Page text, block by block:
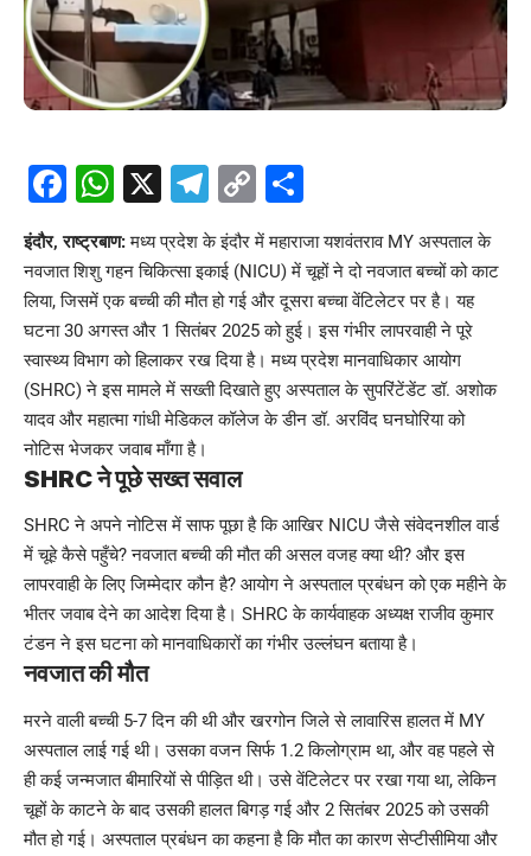
Facebook
WhatsApp
X Telegram
Copy
Link
इंदौर, राष्ट्रबाण:मध्य प्रदेश के इंदौर में महाराजा यशवंतराव MY अस्पताल के
नवजात शिशु गहन चिकित्सा इकाई (NICU) में चूहों ने दो नवजात बच्चों को काट
लिया, जिसमें एक बच्ची की मौत हो गई और दूसरा बच्चा वेंटिलेटर पर है। यह
घटना 30 अगस्त और 1 सितंबर 2025 को हुई। इस गंभीर लापरवाही ने पूरे
स्वास्थ्य विभाग को हिलाकर रख दिया है। मध्य प्रदेश मानवाधिकार आयोग
(SHRC) ने इस मामले में सख्ती दिखाते हुए अस्पताल के सुपरिंटेंडेंट डॉ. अशोक
यादव और महात्मा गांधी मेडिकल कॉलेज के डीन डॉ. अरविंद घनघोरिया को
नोटिस भेजकर जवाब माँगा है।
SHRC ने पूछे सख्त सवाल
SHRC ने अपने नोटिस में साफ पूछा है कि आखिर NICU जैसे संवेदनशील वार्ड
में चूहे कैसे पहुँचे? नवजात बच्ची की मौत की असल वजह क्या थी? और इस
लापरवाही के लिए जिम्मेदार कौन है? आयोग ने अस्पताल प्रबंधन को एक महीने के
भीतर जवाब देने का आदेश दिया है। SHRC के कार्यवाहक अध्यक्ष राजीव कुमार
टंडन ने इस घटना को मानवाधिकारों का गंभीर उल्लंघन बताया है।
नवजात की मौत
मरने वाली बच्ची 5-7 दिन की थी और खरगोन जिले से लावारिस हालत में MY
अस्पताल लाई गई थी। उसका वजन सिर्फ 1.2 किलोग्राम था, और वह पहले से
ही कई जन्मजात बीमारियों से पीड़ित थी। उसे वेंटिलेटर पर रखा गया था, लेकिन
चूहों के काटने के बाद उसकी हालत बिगड़ गई और 2 सितंबर 2025 को उसकी
मौत हो गई। अस्पताल प्रबंधन का कहना है कि मौत का कारण सेप्टीसीमिया और